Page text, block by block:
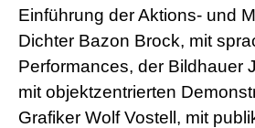
Einführung der Aktions- und
Dichter Bazon Brock, mit
Performances, der Bildhauer
mit objektzentrierten
Grafiker Wolf Vostell, mit